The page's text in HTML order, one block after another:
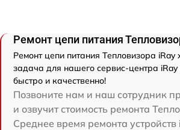
Ремонт цепи питания
Ремонт цепи питания Тепловизора
задача для нашего сервис-центра
быстро и качественно!
Позвоните нам и наш сотрудник
и озвучит стоимость ремонта
Среднее время ремонта